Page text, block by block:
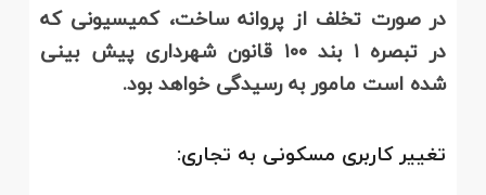
در صورت تخلف از پروانه ساخت، کمیسیونی که
در تبصره۱ بند۱۰۰ قانون شهرداری پیش بینی
شده است مامور به رسیدگی خواهد بود.
تغییر کاربری مسکونی به تجاری: